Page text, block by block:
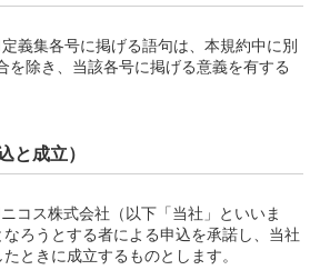
の管理）
管理）
用と本会員の責任）
査等）
ドまたはカード情報が利用された場合
義集各号に掲げる語句は、本規約中に別
を除き、当該各号に掲げる意義を有する
と成立）
コス株式会社（以下「当社」といいま
ろうとする者による申込を承諾し、当社
ときに成立するものとします。